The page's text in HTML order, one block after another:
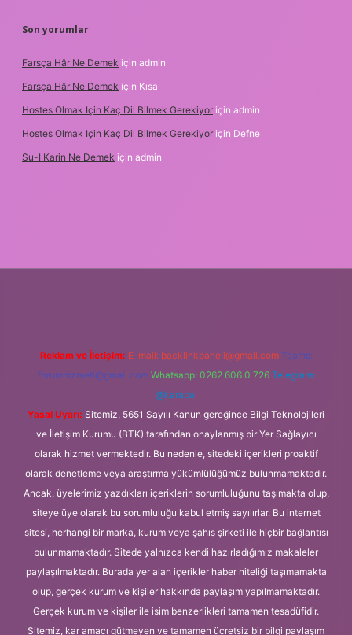
Son yorumlar
Farsça Hâr Ne Demek için admin
Farsça Hâr Ne Demek için Kısa
Hostes Olmak Için Kaç Dil Bilmek Gerekiyor için admin
Hostes Olmak Için Kaç Dil Bilmek Gerekiyor için Defne
Su-I Karin Ne Demek için admin
Reklam ve İletişim: E-mail: backlinkpaneli@gmail.com Teams:
forumhizmeti@gmail.com Whatsapp: 0262 606 0 726 Telegram:
@karabul
Yasal Uyarı: Sitemiz, 5651 Sayılı Kanun gereğince Bilgi Teknolojileri
ve İletişim Kurumu (BTK) tarafından onaylanmış bir Yer Sağlayıcı
olarak hizmet vermektedir. Bu nedenle, sitedeki içerikleri proaktif
olarak denetleme veya araştırma yükümlülüğümüz bulunmamaktadır.
Ancak, üyelerimiz yazdıkları içeriklerin sorumluluğunu taşımakta olup,
siteye üye olarak bu sorumluluğu kabul etmiş sayılırlar. Bu internet
sitesi, herhangi bir marka, kurum veya şahıs şirketi ile hiçbir bağlantısı
bulunmamaktadır. Sitede yalnızca kendi hazırladığımız makaleler
paylaşılmaktadır. Burada yer alan içerikler haber niteliği taşımamakta
olup, gerçek kurum ve kişiler hakkında paylaşım yapılmamaktadır.
Gerçek kurum ve kişiler ile isim benzerlikleri tamamen tesadüfidir.
Sitemiz, kar amacı gütmeyen ve tamamen ücretsiz bir bilgi paylaşım